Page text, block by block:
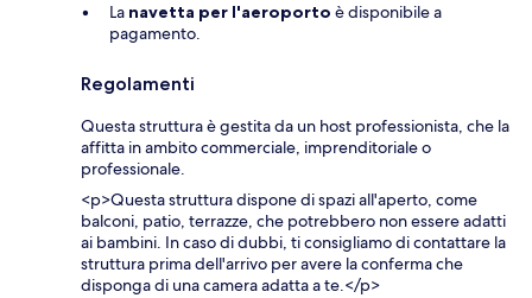
La navetta per l'aeroporto è disponibile a
pagamento.
Regolamenti
Questa struttura è gestita da un host professionista, che la
affitta in ambito commerciale, imprenditoriale o
professionale.
<p>Questa struttura dispone di spazi all'aperto, come
balconi, patio, terrazze, che potrebbero non essere adatti
ai bambini. In caso di dubbi, ti consigliamo di contattare la
struttura prima dell'arrivo per avere la conferma che
disponga di una camera adatta a te.</p>